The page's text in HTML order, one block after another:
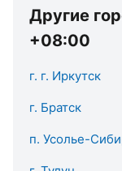
Другие
+08:00
г. г. Иркутск
г. Братск
п. Усолье-